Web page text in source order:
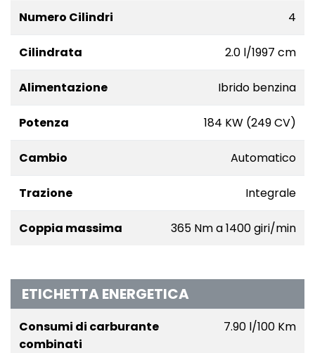
Numero Cilindri 4
Cilindrata 2.0 l/1997 cm
Alimentazione Ibrido benzina
Potenza 184 KW (249 CV)
Cambio Automatico
Trazione Integrale
Coppia massima 365 Nm a 1400 giri/min
ETICHETTA ENERGETICA
Consumi di carburante
combinati
7.90 l/100 Km